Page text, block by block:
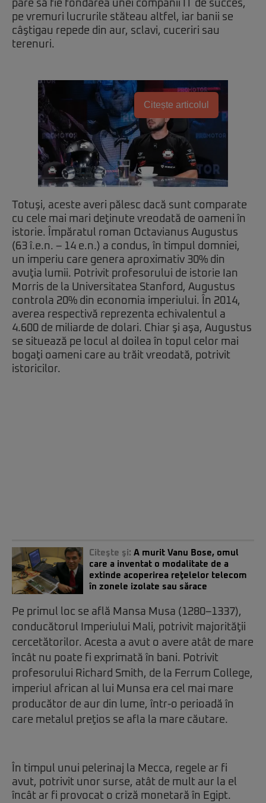
pare să fie fondarea unei companii IT de succes,
pe vremuri lucrurile stăteau altfel, iar banii se
câştigau repede din aur, sclavi, cuceriri sau
terenuri.
Citește articolul
Totuşi, aceste averi pălesc dacă sunt comparate
cu cele mai mari deţinute vreodată de oameni în
istorie. Împăratul roman Octavianus Augustus
(63 î.e.n. – 14 e.n.) a condus, în timpul domniei,
un imperiu care genera aproximativ 30% din
avuţia lumii. Potrivit profesorului de istorie Ian
Morris de la Universitatea Stanford, Augustus
controla 20% din economia imperiului. În 2014,
averea respectivă reprezenta echivalentul a
4.600 de miliarde de dolari. Chiar şi aşa, Augustus
se situează pe locul al doilea în topul celor mai
bogaţi oameni care au trăit vreodată, potrivit
istoricilor.
Citeşte şi: A murit Vanu Bose, omul
care a inventat o modalitate de a
extinde acoperirea reţelelor telecom
în zonele izolate sau sărace
Pe primul loc se află Mansa Musa (1280–1337),
conducătorul Imperiului Mali, potrivit majorităţii
cercetătorilor. Acesta a avut o avere atât de mare
încât nu poate fi exprimată în bani. Potrivit
profesorului Richard Smith, de la Ferrum College,
imperiul african al lui Munsa era cel mai mare
producător de aur din lume, într-o perioadă în
care metalul preţios se afla la mare căutare.
În timpul unui pelerinaj la Mecca, regele ar fi
avut, potrivit unor surse, atât de mult aur la el
încât ar fi provocat o criză monetară în Egipt.